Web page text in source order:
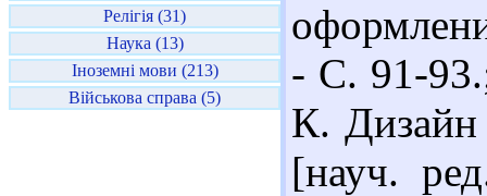
Релігія (31)
Наука (13)
Іноземні мови (213)
Військова справа (5)
- С. 91-
К.
[науч.